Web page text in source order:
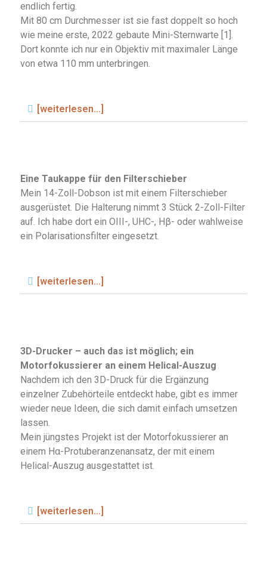
endlich fertig.
Mit 80 cm Durchmesser ist sie fast doppelt so hoch
wie meine erste, 2022 gebaute Mini-Sternwarte [1].
Dort konnte ich nur ein Objektiv mit maximaler Länge
von etwa 110 mm unterbringen.
[weiterlesen...]
Eine Taukappe für den Filterschieber
Mein 14-Zoll-Dobson ist mit einem Filterschieber
ausgerüstet. Die Halterung nimmt 3 Stück 2-Zoll-Filter
auf. Ich habe dort ein OIII-, UHC-, Hβ- oder wahlweise
ein Polarisationsfilter eingesetzt.
[weiterlesen...]
3D-Drucker – auch das ist möglich; ein
Motorfokussierer an einem Helical-Auszug
Nachdem ich den 3D-Druck für die Ergänzung
einzelner Zubehörteile entdeckt habe, gibt es immer
wieder neue Ideen, die sich damit einfach umsetzen
lassen.
Mein jüngstes Projekt ist der Motorfokussierer an
einem Hα-Protuberanzenansatz, der mit einem
Helical-Auszug ausgestattet ist.
[weiterlesen...]